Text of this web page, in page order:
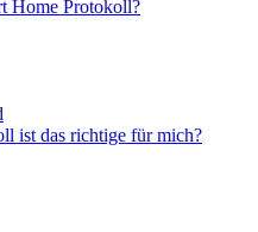
Home Protokoll?
ist das richtige für mich?